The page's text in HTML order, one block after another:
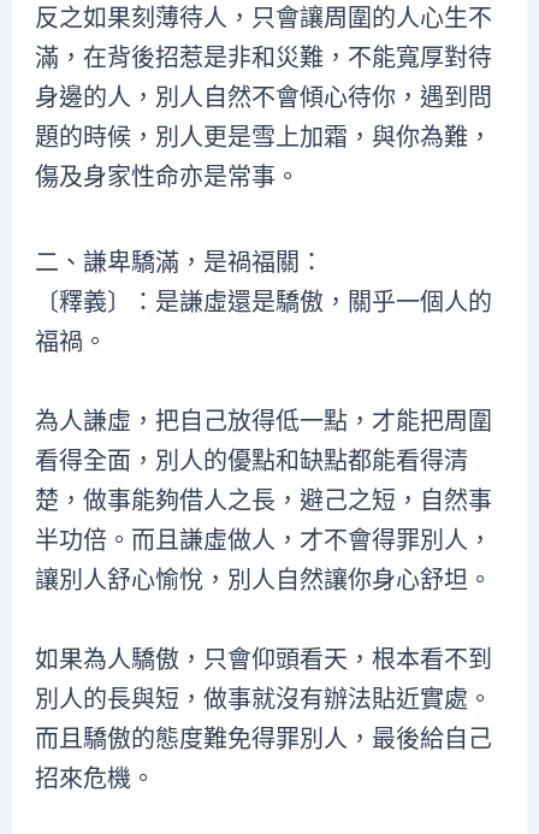
反之如果刻薄待人，只會讓周圍的人心生不
滿，在背後招惹是非和災難，不能寬厚對待
身邊的人，別人自然不會傾心待你，遇到問
題的時候，別人更是雪上加霜，與你為難，
傷及身家性命亦是常事。
二、謙卑驕滿，是禍福關：
〔釋義〕：是謙虛還是驕傲，關乎一個人的
福禍。
為人謙虛，把自己放得低一點，才能把周圍
看得全面，別人的優點和缺點都能看得清
楚，做事能夠借人之長，避己之短，自然事
半功倍。而且謙虛做人，才不會得罪別人，
讓別人舒心愉悅，別人自然讓你身心舒坦。
如果為人驕傲，只會仰頭看天，根本看不到
別人的長與短，做事就沒有辦法貼近實處。
而且驕傲的態度難免得罪別人，最後給自己
招來危機。